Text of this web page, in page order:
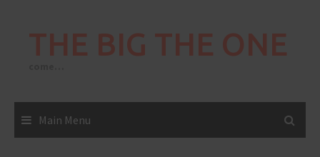
THE BIG THE ONE
Main Menu